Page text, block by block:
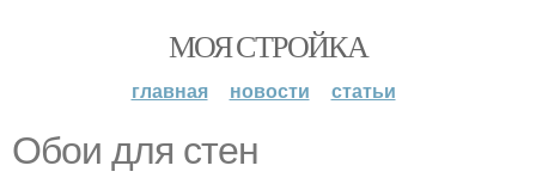
МОЯ СТРОЙКА
главная новости статьи
Обои для стен